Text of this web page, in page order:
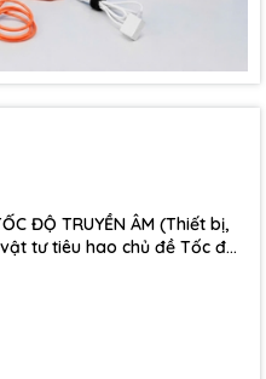
ĐỘ TRUYỀN ÂM (Thiết bị,
tư tiêu hao chủ đề Tốc độ